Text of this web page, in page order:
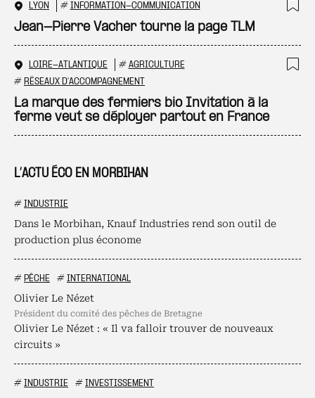
L’ACTU ÉCO EN MORBIHAN
# INDUSTRIE
Dans le Morbihan, Knauf Industries rend son outil de
production plus économe
# PÊCHE # INTERNATIONAL
Olivier Le Nézet
président du comité des pêches de Bretagne
Olivier Le Nézet : « Il va falloir trouver de nouveaux
circuits »
# INDUSTRIE # INVESTISSEMENT
LYON # INFORMATION-COMMUNICATION
Jean-Pierre Vacher tourne la page TLM
LOIRE-ATLANTIQUE # AGRICULTURE
# RÉSEAUX D'ACCOMPAGNEMENT
La marque des fermiers bio Invitation à la
ferme veut se déployer partout en France